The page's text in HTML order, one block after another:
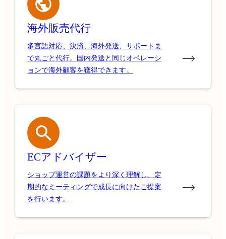
海外販売代行
多言語対応、決済、海外発送、サポートま
で丸ごと代行。国内発送と同じオペレーシ
ョンで海外顧客を獲得できます。
ECアドバイザー
ショップ運営の課題をより深く理解し、定
期的なミーティングで成長に向けたご提案
を行います。